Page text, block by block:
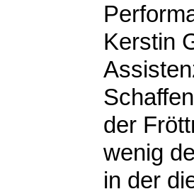
Kerstin
der
wenig
in der